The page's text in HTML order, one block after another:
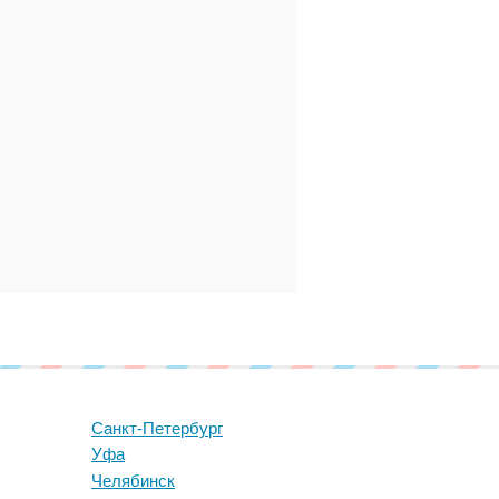
Санкт-Петербург
Уфа
Челябинск